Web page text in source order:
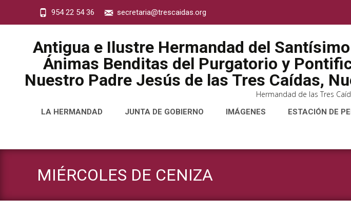
954 22 54 36 secretaria@trescaidas.org
Antigua e Ilustre Hermandad del
Ánimas Benditas del Purgatorio y
Nuestro Padre Jesús de las Tres Caídas,
Hermandad de las Tres
LA HERMANDAD JUNTA DE GOBIERNO IMÁGENES ESTACIÓN DE
MIÉRCOLES DE CENIZA